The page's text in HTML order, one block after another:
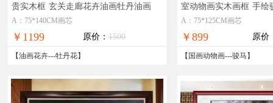
贵实木框 玄关走廊花卉油画牡丹油画
A：75*140CM画芯
￥1199 原价： 1500
【油画花卉---牡丹花】
室动物画实木画框 手绘
墨国画
A：75*125CM画芯
￥899 原价
【 国画动物画---骏马 】